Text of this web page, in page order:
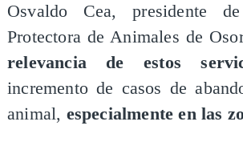
Osvaldo Cea, presidente
Protectora de Animales de
relevancia de estos
incremento de casos de
animal, especialmente en las